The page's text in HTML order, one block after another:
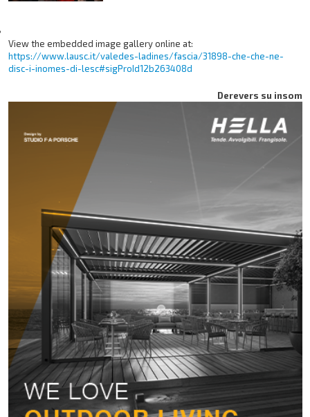
View the embedded image gallery online at:
https://www.lausc.it/valedes-ladines/fascia/31898-che-che-ne-
disc-i-inomes-di-lesc#sigProId12b263408d
Derevers su insom